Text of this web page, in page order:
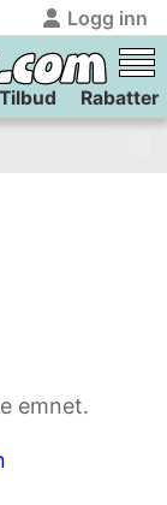
Logg inn
tilbake
tilbake
du oppgi
Tilbud Rabatter
emnet.